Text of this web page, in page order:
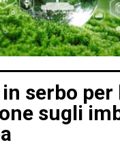
in serbo per
sugli